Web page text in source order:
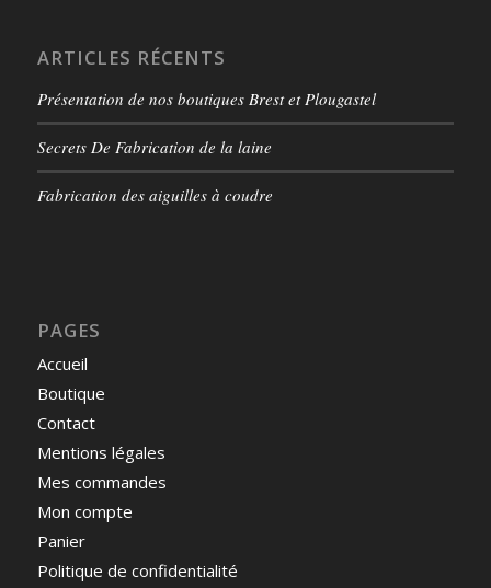
ARTICLES RÉCENTS
Présentation de nos boutiques Brest et Plougastel
Secrets De Fabrication de la laine
Fabrication des aiguilles à coudre
PAGES
Accueil
Boutique
Contact
Mentions légales
Mes commandes
Mon compte
Panier
Politique de confidentialité